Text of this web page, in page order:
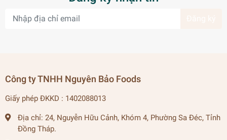
Công ty TNHH Nguyên Bảo Foods
Giấy phép ĐKKD : 1402088013
Địa chỉ: 24, Nguyễn Hữu Cảnh, Khóm 4, Phường Sa Đéc, Tỉnh
Đồng Tháp.